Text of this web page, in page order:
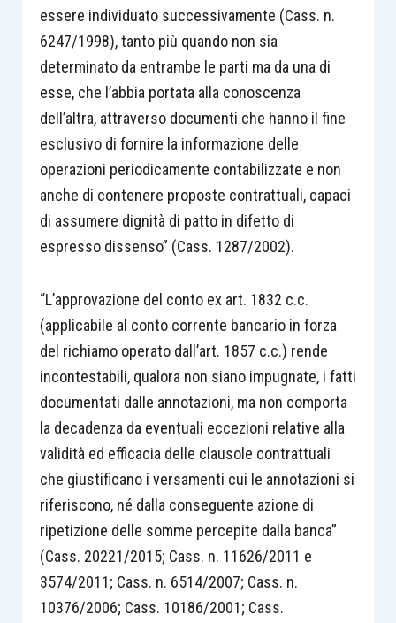
essere individuato successivamente (Cass. n.
6247/1998), tanto più quando non sia
determinato da entrambe le parti ma da una di
esse, che l’abbia portata alla conoscenza
dell’altra, attraverso documenti che hanno il fine
esclusivo di fornire la informazione delle
operazioni periodicamente contabilizzate e non
anche di contenere proposte contrattuali, capaci
di assumere dignità di patto in difetto di
espresso dissenso” (Cass. 1287/2002).
“L’approvazione del conto ex art. 1832 c.c.
(applicabile al conto corrente bancario in forza
del richiamo operato dall’art. 1857 c.c.) rende
incontestabili, qualora non siano impugnate, i fatti
documentati dalle annotazioni, ma non comporta
la decadenza da eventuali eccezioni relative alla
validità ed efficacia delle clausole contrattuali
che giustificano i versamenti cui le annotazioni si
riferiscono, né dalla conseguente azione di
ripetizione delle somme percepite dalla banca”
(Cass. 20221/2015; Cass. n. 11626/2011 e
3574/2011; Cass. n. 6514/2007; Cass. n.
10376/2006; Cass. 10186/2001; Cass.